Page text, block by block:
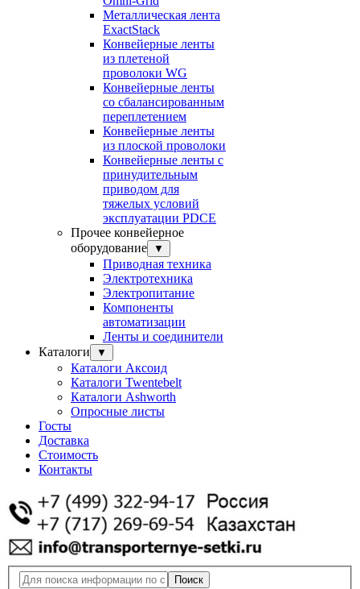
Металлическая лента
ExactStack
Конвейерные ленты
из плетеной
проволоки WG
Конвейерные ленты
со сбалансированным
переплетением
Конвейерные ленты
из плоской проволоки
Конвейерные ленты с
принудительным
приводом для
тяжелых условий
эксплуатации PDCE
Прочее конвейерное
оборудование
▼
Приводная техника
Электротехника
Электропитание
Компоненты
автоматизации
Ленты и соединители
Каталоги
▼
Каталоги Аксоид
Каталоги Twentebelt
Каталоги Ashworth
Опросные листы
Госты
Доставка
Стоимость
Контакты
Поиск